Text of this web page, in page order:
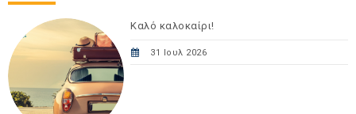
Καλό καλοκαίρι!
31 Ιουλ 2026